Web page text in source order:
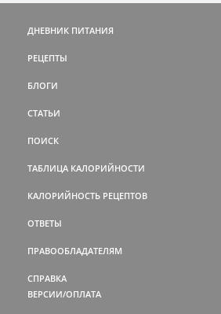
ДНЕВНИК ПИТАНИЯ
РЕЦЕПТЫ
БЛОГИ
СТАТЬИ
ПОИСК
ТАБЛИЦА КАЛОРИЙНОСТИ
КАЛОРИЙНОСТЬ РЕЦЕПТОВ
ОТВЕТЫ
ПРАВООБЛАДАТЕЛЯМ
СПРАВКА
ВЕРСИИ/ОПЛАТА